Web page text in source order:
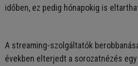
időben, ez pedig hónapokig is
A streaming-szolgáltatók
években elterjedt a sorozatnézés egy